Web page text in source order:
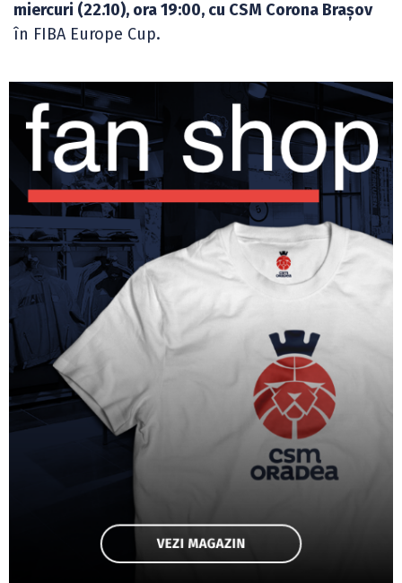
miercuri (22.10), ora 19:00, cu CSM Corona Brașov
în FIBA Europe Cup.